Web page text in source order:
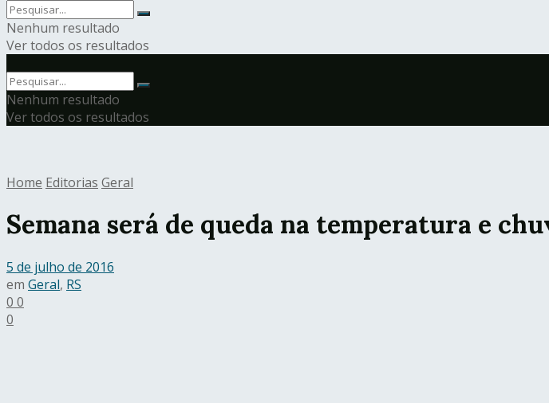
Nenhum resultado
Ver todos os resultados
Nenhum resultado
Ver todos os resultados
Home Editorias Geral
Semana será de queda na temperatura e
5 de julho de 2016
em Geral, RS
0 0
0